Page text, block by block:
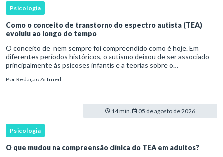
Psicologia
Como o conceito de transtorno do espectro autista (TEA)
evoluiu ao longo do tempo
O conceito de nem sempre foi compreendido como é hoje. Em
diferentes períodos históricos, o autismo deixou de ser associado
principalmente às psicoses infantis e a teorias sobre o
transtorno do des
PorRedação Artmed
14 min. 05 de agosto de 2026
Psicologia
O que mudou na compreensão clínica do TEA em adultos?